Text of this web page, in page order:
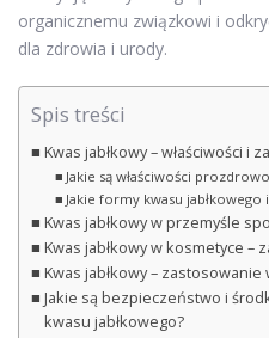
organicznemu związkowi i
dla zdrowia i urody.
Spis treści
Kwas jabłkowy – właściwości i
Jakie są właściwości
Jakie formy kwasu jabłkowego
Kwas jabłkowy w przemyśle
Kwas jabłkowy w kosmetyce –
Kwas jabłkowy –
Jakie są bezpieczeństwo i
kwasu jabłkowego?